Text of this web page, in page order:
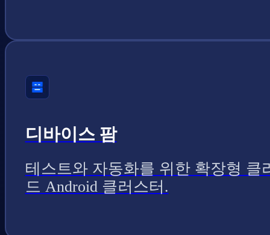
디바이스 팜
테스트와 자동화를 위한 확장형 클
드 Android 클러스터.